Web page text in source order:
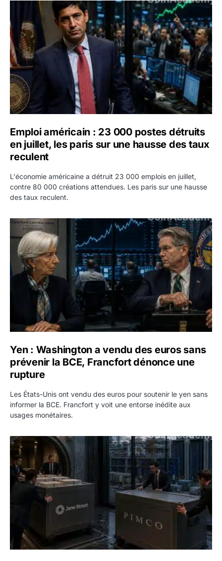
Emploi américain : 23 000 postes détruits en juillet, les
Emploi américain : 23 000 postes détruits
en juillet, les paris sur une hausse des taux
reculent
L'économie américaine a détruit 23 000 emplois en juillet,
contre 80 000 créations attendues. Les paris sur une hausse
des taux reculent.
Yen : Washington a vendu des euros sans prévenir la
Yen : Washington a vendu des euros sans
prévenir la BCE, Francfort dénonce une
rupture
Les États-Unis ont vendu des euros pour soutenir le yen sans
informer la BCE. Francfort y voit une entorse inédite aux
usages monétaires.
Jane Street négocie le transfert de 11 milliards de